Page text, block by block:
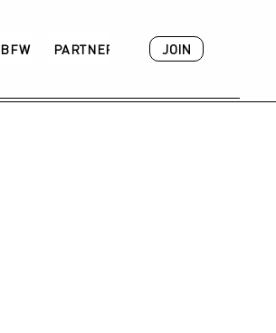
BFW PARTNER ACADEMY
JOIN